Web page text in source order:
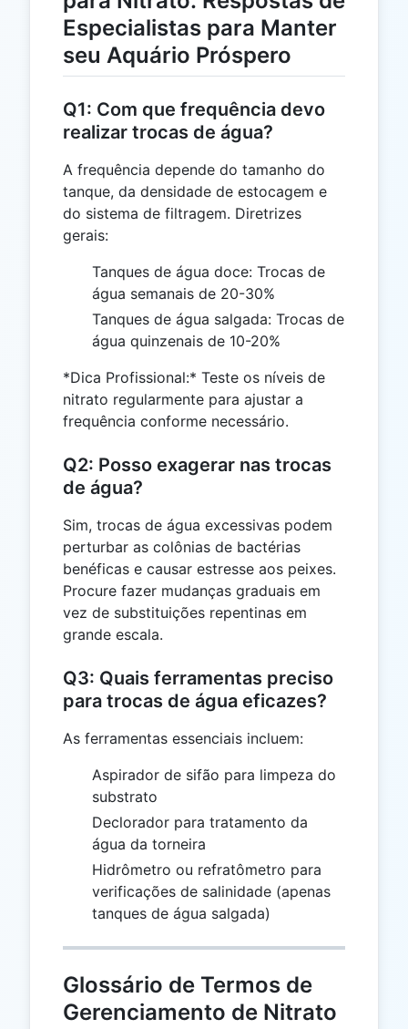
Especialistas para Manter
seu Aquário Próspero
Q1: Com que frequência devo
realizar trocas de água?
A frequência depende do tamanho do
tanque, da densidade de estocagem e
do sistema de filtragem. Diretrizes
gerais:
Tanques de água doce: Trocas de
água semanais de 20-30%
Tanques de água salgada: Trocas de
água quinzenais de 10-20%
*Dica Profissional:* Teste os níveis de
nitrato regularmente para ajustar a
frequência conforme necessário.
Q2: Posso exagerar nas trocas
de água?
Sim, trocas de água excessivas podem
perturbar as colônias de bactérias
benéficas e causar estresse aos peixes.
Procure fazer mudanças graduais em
vez de substituições repentinas em
grande escala.
Q3: Quais ferramentas preciso
para trocas de água eficazes?
As ferramentas essenciais incluem:
Aspirador de sifão para limpeza do
substrato
Declorador para tratamento da
água da torneira
Hidrômetro ou refratômetro para
verificações de salinidade (apenas
tanques de água salgada)
Glossário de Termos de
Gerenciamento de Nitrato